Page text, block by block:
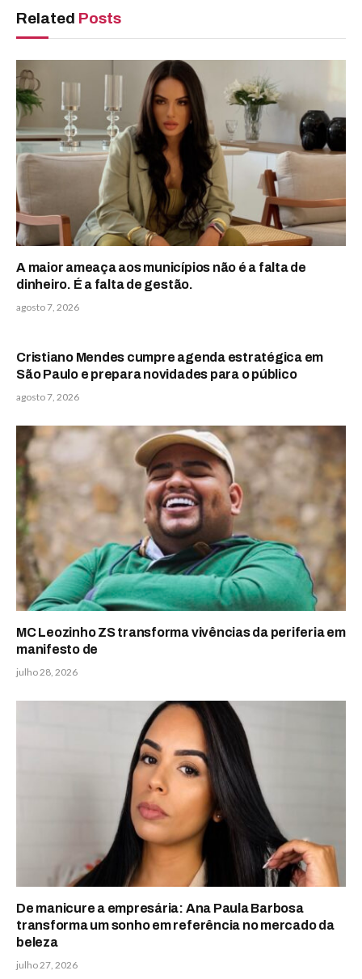
Related Posts
A maior ameaça aos municípios não é a falta de
dinheiro. É a falta de gestão.
agosto 7, 2026
Cristiano Mendes cumpre agenda estratégica em
São Paulo e prepara novidades para o público
agosto 7, 2026
MC Leozinho ZS transforma vivências da periferia em
manifesto de
julho 28, 2026
De manicure a empresária: Ana Paula Barbosa
transforma um sonho em referência no mercado da
beleza
julho 27, 2026